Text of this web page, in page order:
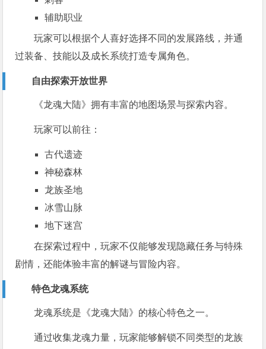
辅助职业
玩家可以根据个人喜好选择不同的发展路线，并通
过装备、技能以及成长系统打造专属角色。
自由探索开放世界
《龙魂大陆》拥有丰富的地图场景与探索内容。
玩家可以前往：
古代遗迹
神秘森林
龙族圣地
冰雪山脉
地下迷宫
在探索过程中，玩家不仅能够发现隐藏任务与特殊
剧情，还能体验丰富的解谜与冒险内容。
特色龙魂系统
龙魂系统是《龙魂大陆》的核心特色之一。
通过收集龙魂力量，玩家能够解锁不同类型的龙族